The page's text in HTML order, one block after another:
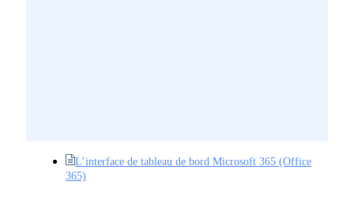
L’interface de tableau de bord Microsoft 365 (Office
365)